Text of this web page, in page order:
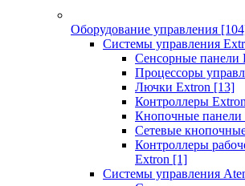
Оборудование управления
Системы управления
Сенсорные панели
Процессоры
Лючки Extron [13]
Контроллеры
Кнопочные панели
Сетевые
Контроллеры
Extron [1]
Системы управления